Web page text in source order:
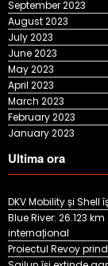
September 2023
August 2023
July 2023
June 2023
May 2023
April 2023
March 2023
February 2023
January 2023
Ultima ora
DKV Mobility și
Blue River: 26.123
internațional
Proiectul Revoy